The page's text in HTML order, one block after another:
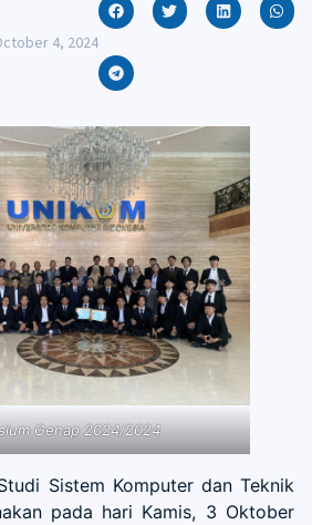
4, 2024
Genap 2024/2024
Sistem Komputer dan Teknik
pada hari Kamis, 3 Oktober